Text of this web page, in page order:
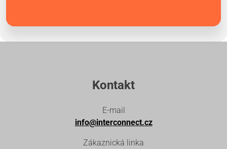
Kontakt
E-mail
info@interconnect.cz
Zákaznická linka